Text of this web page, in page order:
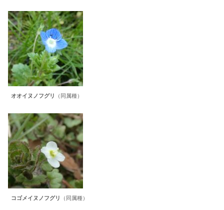
オオイヌノフグリ （同属種）
コゴメイヌノフグリ （同属種）